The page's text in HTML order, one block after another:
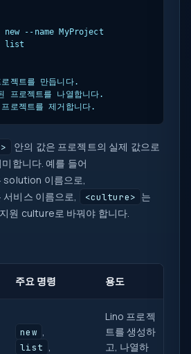
new --name MyProject
list
젝트를 만듭니다.
프로젝트를 나열합니다.
로젝트를 제거합니다.
안의 값은 프로젝트의 실제 값으로
합니다. 예를 들어
solution 이름으로,
서비스 이름으로, <culture> 는
원 culture로 바꿔야 합니다.
주요 명령 용도
new
list
Lino 프로젝
트를 생성하
고, 나열하